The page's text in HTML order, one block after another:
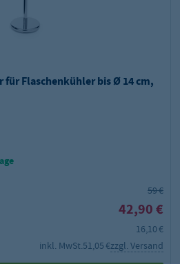
Flaschenkühler bis Ø 14 cm,
59 €
42,90 €
16,10 €
inkl. MwSt.51,05 €zzgl. Versand